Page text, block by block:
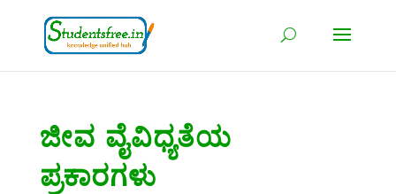
ಜೀವ ವೈವಿಧ್ಯತೆಯ
ಪ್ರಕಾರಗಳು